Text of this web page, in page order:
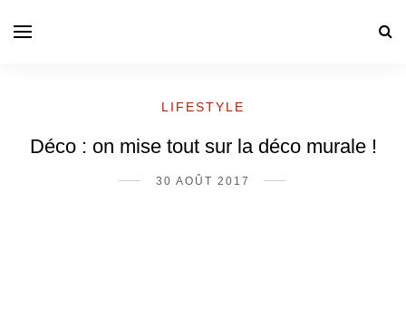
LIFESTYLE
Déco : on mise tout sur la déco murale !
30 AOÛT 2017